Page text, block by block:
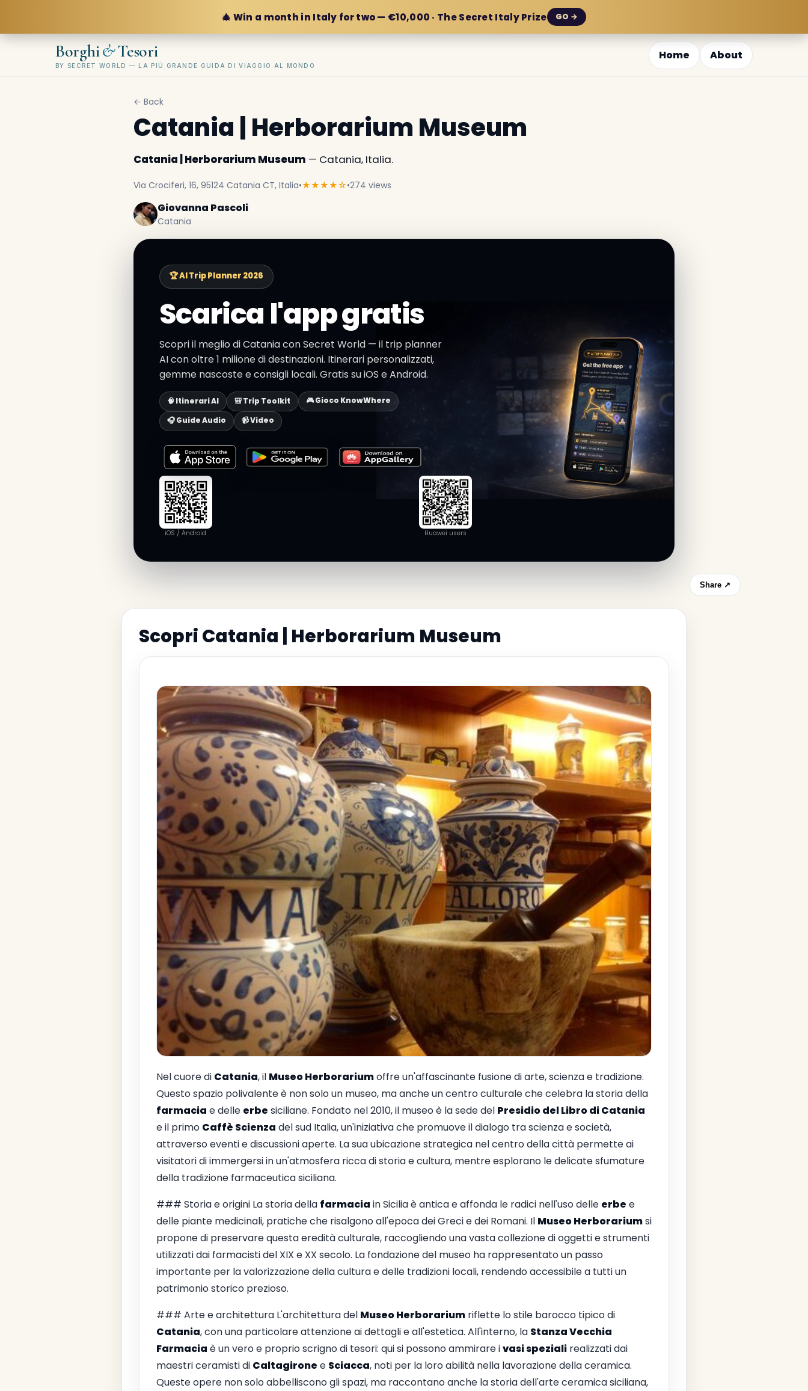
🎄 Win a month in Italy for two — €10,000 · The Secret Italy Prize GO →
Borghi&Tesori
BY SECRET WORLD — LA PIÙ GRANDE GUIDA DI VIAGGIO AL MONDO
Home About
← Back
Catania | Herborarium Museum
Catania | Herborarium Museum — Catania, Italia.
Via Crociferi, 16, 95124 Catania CT, Italia•★★★★☆•274 views
Giovanna Pascoli
Catania
🏆 AI Trip Planner 2026
Scarica l'app gratis
Scopri il meglio di Catania con Secret World — il trip planner
AI con oltre 1 milione di destinazioni. Itinerari personalizzati,
gemme nascoste e consigli locali. Gratis su iOS e Android.
🧠 Itinerari AI 🎒 Trip Toolkit
🎮 Gioco KnowWhere
🎧 Guide Audio
📹 Video
iOS / Android Huawei users
Share ↗
Scopri Catania | Herborarium Museum
Nel cuore di Catania, il Museo Herborariumoffre un'affascinante fusione di arte, scienza e tradizione.
Questo spazio polivalente è non solo un museo, ma anche un centro culturale che celebra la storia della
farmacia e delle erbe siciliane. Fondato nel 2010, il museo è la sede del Presidio del Libro di Catania
e il primo Caffè Scienza del sud Italia, un'iniziativa che promuove il dialogo tra scienza e società,
attraverso eventi e discussioni aperte. La sua ubicazione strategica nel centro della città permette ai
visitatori di immergersi in un'atmosfera ricca di storia e cultura, mentre esplorano le delicate sfumature
della tradizione farmaceutica siciliana.
### Storia e origini La storia della farmacia in Sicilia è antica e affonda le radici nell'uso delle erbe e
delle piante medicinali, pratiche che risalgono all'epoca dei Greci e dei Romani. Il Museo Herborariumsi
propone di preservare questa eredità culturale, raccogliendo una vasta collezione di oggetti e strumenti
utilizzati dai farmacisti del XIX e XX secolo. La fondazione del museo ha rappresentato un passo
importante per la valorizzazione della cultura e delle tradizioni locali, rendendo accessibile a tutti un
patrimonio storico prezioso.
### Arte e architettura L'architettura del Museo Herborariumriflette lo stile barocco tipico di
Catania, con una particolare attenzione ai dettagli e all'estetica. All'interno, la Stanza Vecchia
Farmacia è un vero e proprio scrigno di tesori: qui si possono ammirare ivasi spezialirealizzati dai
maestri ceramisti di Caltagirone e Sciacca, noti per la loro abilità nella lavorazione della ceramica.
Queste opere non solo abbelliscono gli spazi, ma raccontano anche la storia dell'arte ceramica siciliana,